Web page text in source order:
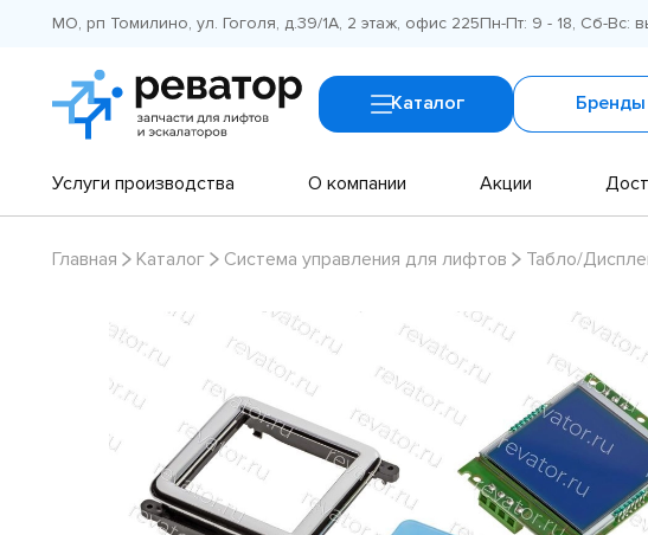
МО, рп Томилино, ул. Гоголя, д.39/1А, 2 этаж, офис 225Пн-Пт: 9 - 18, Сб-Вс:
Каталог Бренды
Услуги производства О компании Акции
Главная Каталог Система управления для лифтов Табло/